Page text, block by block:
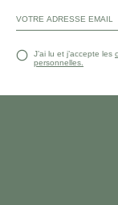
J’ai lu et j’accepte les
personnelles.